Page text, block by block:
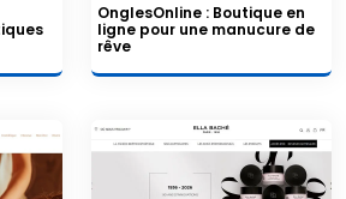
OnglesOnline : Boutique en
ligne pour une manucure de
rêve